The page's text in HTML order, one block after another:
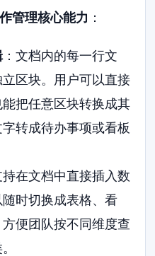
管理核心能力 ：
：文档内的每一行文
区块。用户可以直接
把任意区块转换成其
转成待办事项或看板
持在文档中直接插入数
时切换成表格、看
便团队按不同维度查